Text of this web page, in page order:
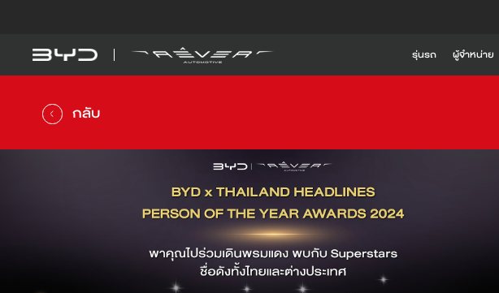
รุ่นรถ
รุ่นรถ
ดูเพิ่มเติม
EV BYD ATTO 1
ผู้จำหน่าย
รู้จัก BYD
ประสบการณ์ที่เหนือ
กลับ